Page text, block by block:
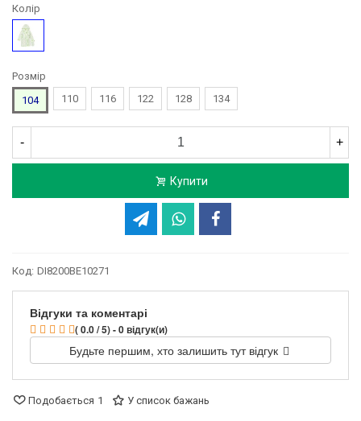
Колір
Зелений
Розмір
104
110 116 122 128 134
- +
Купити
Код: DI8200BE10271
Відгуки та коментарі
( 0.0 / 5) - 0 відгук(и)
Будьте першим, хто залишить тут відгук
Подобається 1 У список бажань